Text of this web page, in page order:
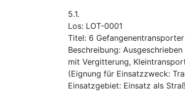
5.1.
Los: LOT-0001
Titel: 6
Beschreibung:
mit Vergitterung,
(Eignung für Einsatzzweck:
Einsatzgebiet: Einsatz als